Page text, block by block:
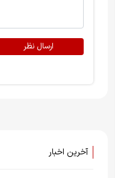
ارسال نظر
آخرین اخبار